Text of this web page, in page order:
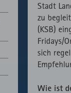
Stadt
zu
(KSB)
Fridays/
sich
Wie ist